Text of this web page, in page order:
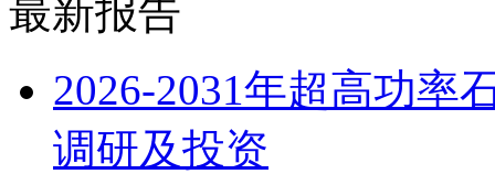
最新报告
2026-2031年超高功率
调研及投资